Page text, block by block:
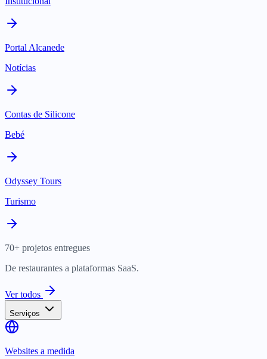
Portal Alcanede
Notícias
Contas de Silicone
Bebé
Odyssey Tours
Turismo
70+ projetos entregues
De restaurantes a plataformas SaaS.
Ver todos
Serviços
Websites a medida